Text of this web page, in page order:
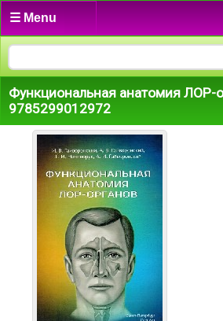
☰ Menu
Функциональная анатомия ЛОР-
9785299012972